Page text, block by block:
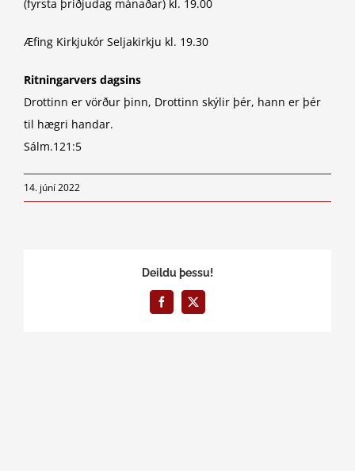
(fyrsta þriðjudag mánaðar) kl. 19.00
Æfing Kirkjukór Seljakirkju kl. 19.30
Ritningarvers dagsins
Drottinn er vörður þinn, Drottinn skýlir þér, hann er þér
til hægri handar.
Sálm.121:5
14. júní 2022
Deildu þessu!
Facebook
X